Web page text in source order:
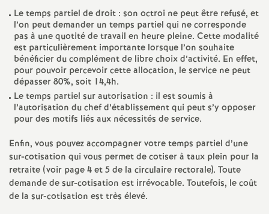
e
m
e
n
t
s
Le temps partiel de droit : son octroi ne peut être refusé, et
l’on peut demander un temps partiel qui ne corresponde
pas à une quotité de travail en heure pleine. Cette modalité
est particulièrement importante lorsque l’on souhaite
bénéficier du complément de libre choix d’activité. En effet,
pour pouvoir percevoir cette allocation, le service ne peut
dépasser 80%, soit 14,4h.
Le temps partiel sur autorisation : il est soumis à
l’autorisation du chef d’établissement qui peut s’y opposer
pour des motifs liés aux nécessités de service.
Enfin, vous pouvez accompagner votre temps partiel d’une
sur-cotisation qui vous permet de cotiser à taux plein pour la
retraite (voir page 4 et 5 de la circulaire rectorale). Toute
demande de sur-cotisation est irrévocable. Toutefois, le coût
de la sur-cotisation est très élevé.